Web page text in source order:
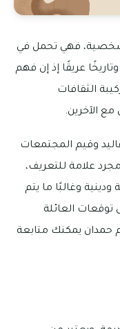
فهي تحمل في
عريقًا إذ إن فهم
الثقافات
مع الآخرين.
وقيم المجتمعات
علامة للتعريف،
وغالبًا ما يتم
توقعات العائلة
حمدان يمكنك متابعة